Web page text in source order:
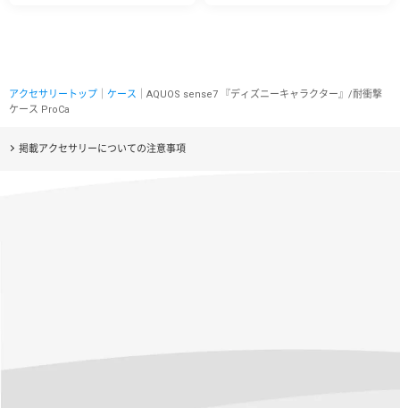
アクセサリートップ ケース ｜AQUOS sense7 『ディズニーキャラクター』/耐衝撃
ケース ProCa
掲載アクセサリーについての注意事項